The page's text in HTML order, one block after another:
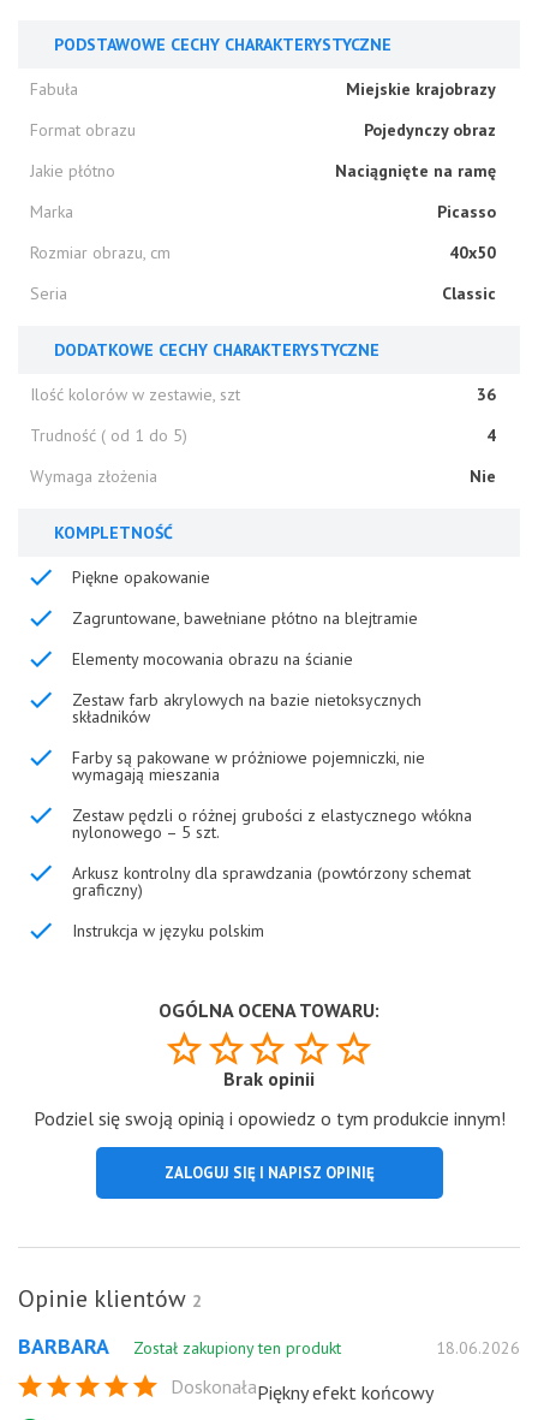
PODSTAWOWE CECHY CHARAKTERYSTYCZNE
Fabuła
Miejskie krajobrazy
Format obrazu
Pojedynczy obraz
Jakie płótno
Naciągnięte na ramę
Marka
Picasso
Rozmiar obrazu, cm
40x50
Seria
Classic
DODATKOWE CECHY CHARAKTERYSTYCZNE
Ilość kolorów w zestawie, szt
36
Trudność ( od 1 do 5)
4
Wymaga złożenia
Nie
KOMPLETNOŚĆ
Piękne opakowanie
Zagruntowane, bawełniane płótno na blejtramie
Elementy mocowania obrazu na ścianie
Zestaw farb akrylowych na bazie nietoksycznych
składników
Farby są pakowane w próżniowe pojemniczki, nie
wymagają mieszania
Zestaw pędzli o różnej grubości z elastycznego włókna
nylonowego – 5 szt.
Arkusz kontrolny dla sprawdzania (powtórzony schemat
graficzny)
Instrukcja w języku polskim
OGÓLNA OCENA TOWARU:
Brak opinii
Podziel się swoją opinią i opowiedz o tym produkcie innym!
ZALOGUJ SIĘ I NAPISZ OPINIĘ
Opinie klientów 2
BARBARA Został zakupiony ten produkt 18.06.2026
DoskonałaPiękny efekt końcowy